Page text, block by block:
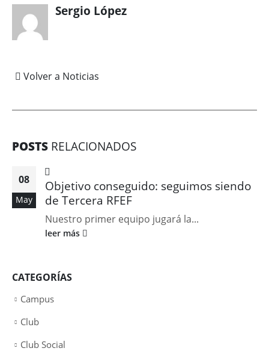
Sergio López
Volver a Noticias
POSTS RELACIONADOS
08
May
Objetivo conseguido: seguimos siendo
de Tercera RFEF
Nuestro primer equipo jugará la...
leer más
CATEGORÍAS
Campus
Club
Club Social